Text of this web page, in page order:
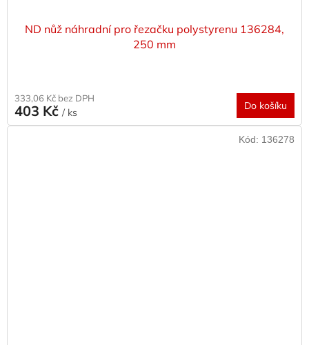
ND nůž náhradní pro řezačku polystyrenu 136284,
250 mm
333,06 Kč bez DPH
403 Kč / ks
Do košíku
Kód: 136278